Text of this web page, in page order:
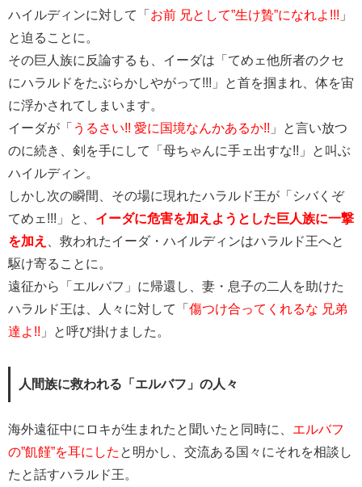
ハイルディンに対して「 お前 兄として”生け贄”になれよ!!! 」
と迫ることに。
その巨人族に反論するも、イーダは「てめェ他所者のクセ
にハラルドをたぶらかしやがって!!!」と首を掴まれ、体を宙
に浮かされてしまいます。
イーダが「 うるさい!! 愛に国境なんかあるか!! 」と言い放つ
のに続き、剣を手にして「母ちゃんに手ェ出すな!!」と叫ぶ
ハイルディン。
しかし次の瞬間、その場に現れたハラルド王が「シバくぞ
てめェ!!!」と、 イーダに危害を加えようとした巨人族に一撃
を加え
、救われたイーダ・ハイルディンはハラルド王へと
駆け寄ることに。
遠征から「エルバフ」に帰還し、妻・息子の二人を助けた
ハラルド王は、人々に対して「 傷つけ合ってくれるな 兄弟
達よ!! 」と呼び掛けました。
人間族に救われる「エルバフ」の人々
海外遠征中にロキが生まれたと聞いたと同時に、 エルバフ
の”飢饉”を耳にした と明かし、交流ある国々にそれを相談し
たと話すハラルド王。